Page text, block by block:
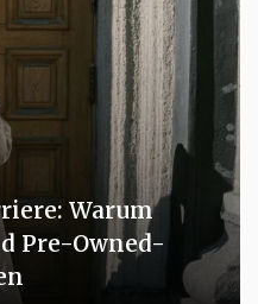
Warum
Pre-Owned-